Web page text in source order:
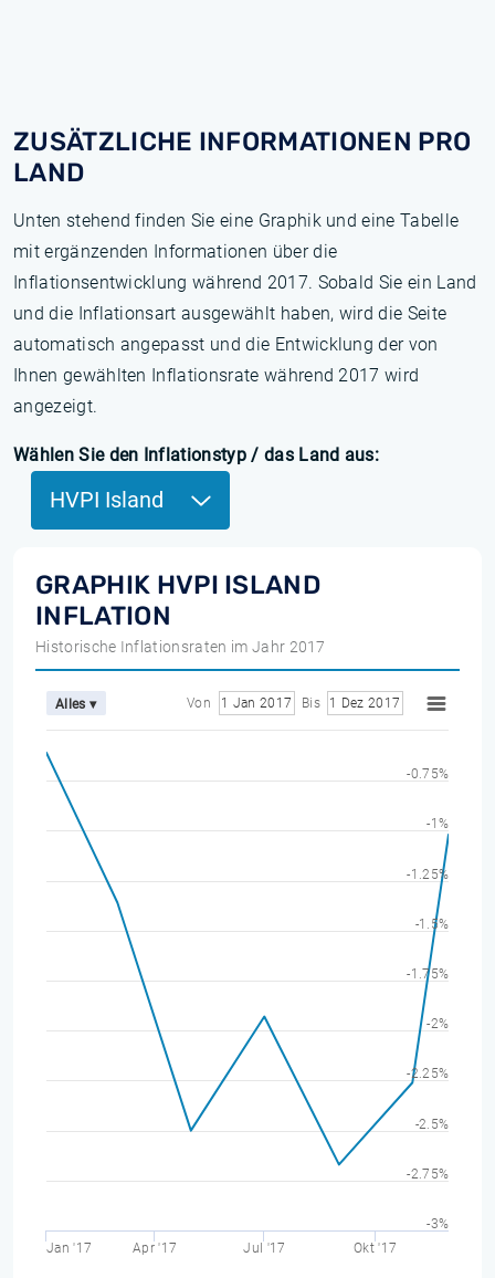
ZUSÄTZLICHE INFORMATIONEN PRO
LAND
Unten stehend finden Sie eine Graphik und eine Tabelle
mit ergänzenden Informationen über die
Inflationsentwicklung während 2017. Sobald Sie ein Land
und die Inflationsart ausgewählt haben, wird die Seite
automatisch angepasst und die Entwicklung der von
Ihnen gewählten Inflationsrate während 2017 wird
angezeigt.
Wählen Sie den Inflationstyp / das Land aus:
HVPI Island
GRAPHIK HVPI ISLAND
INFLATION
Historische Inflationsraten im Jahr 2017
Alles ▾ Von 1 Jan 2017 Bis 1 Dez 2017
Jan '17 Apr '17 Jul '17 Okt '17
-3%
-2.75%
-2.5%
-2.25%
-2%
-1.75%
-1.5%
-1.25%
-1%
-0.75%